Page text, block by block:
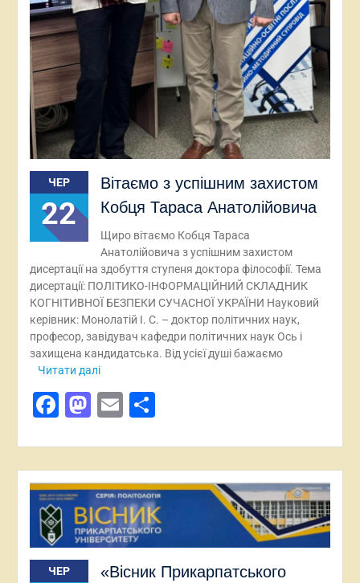
ЧЕР
22
Вітаємо з успішним захистом
Кобця Тараса Анатолійовича
Щиро вітаємо Кобця Тараса
Анатолійовича з успішним захистом
дисертації на здобуття ступеня доктора філософії. Тема
дисертації: ПОЛІТИКО-ІНФОРМАЦІЙНИЙ СКЛАДНИК
КОГНІТИВНОЇ БЕЗПЕКИ СУЧАСНОЇ УКРАЇНИ Науковий
керівник: Монолатій І. С. – доктор політичних наук,
професор, завідувач кафедри політичних наук Ось і
захищена кандидатська. Від усієї душі бажаємо
Читати далі
Facebook
Mastodon
EmailПоділитися
ЧЕР
«Вісник Прикарпатського